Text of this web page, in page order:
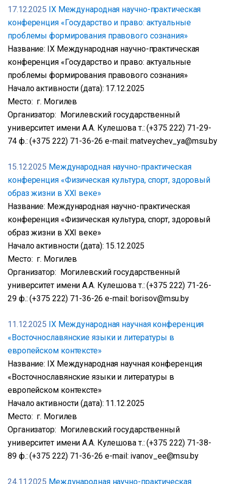
17.12.2025 IX Международная научно-практическая
конференция «Государство и право: актуальные
проблемы формирования правового сознания»
Название: IX Международная научно-практическая
конференция «Государство и право: актуальные
проблемы формирования правового сознания»
Начало активности (дата): 17.12.2025
Место: г. Могилев
Организатор: Могилевский государственный
университет имени А.А. Кулешова т.: (+375 222) 71-29-
74 ф.: (+375 222) 71-36-26 e-mail: matveychev_ya@msu.by
15.12.2025 Международная научно-практическая
конференция «Физическая культура, спорт, здоровый
образ жизни в XXI веке»
Название: Международная научно-практическая
конференция «Физическая культура, спорт, здоровый
образ жизни в XXI веке»
Начало активности (дата): 15.12.2025
Место: г. Могилев
Организатор: Могилевский государственный
университет имени А.А. Кулешова т.: (+375 222) 71-26-
29 ф.: (+375 222) 71-36-26 e-mail: borisov@msu.by
11.12.2025 IX Международная научная конференция
«Восточнославянские языки и литературы в
европейском контексте»
Название: IX Международная научная конференция
«Восточнославянские языки и литературы в
европейском контексте»
Начало активности (дата): 11.12.2025
Место: г. Могилев
Организатор: Могилевский государственный
университет имени А.А. Кулешова т.: (+375 222) 71-38-
89 ф.: (+375 222) 71-36-26 е-mail: ivanov_ee@msu.by
24.11.2025 Международная научно-практическая